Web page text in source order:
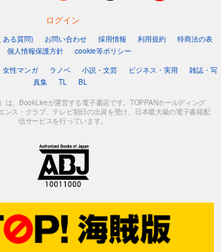
ログイン
ある質問) お問い合わせ 採用情報 利用規約
特商法の表
個人情報保護方針
cookie等ポリシー
女性マンガ ラノベ 小説・文芸 ビジネス・実用
雑誌・写
真集
TL BL
は、BookLiveが運営する電子書店です。TOPPANホールディング
ンス・クラブ、テレビ朝日の出資を受け、日本最大級の電子書籍配
信サービスを行っています。